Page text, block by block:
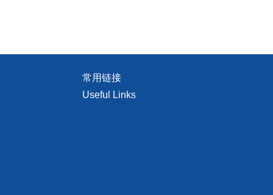
常用链接
Useful Links